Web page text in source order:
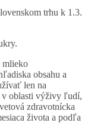
trhu k 1.3.
mlieko
obsahu a
len na
v oblasti výživy ľudí,
zdravotnícka
života a podľa